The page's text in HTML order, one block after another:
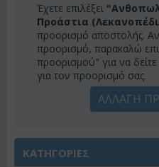
Έχετε επιλέξει
Προάστια
προορισμό αποστολής.
προορισμό, παρακαλώ
προορισμού" για να
για τον προορισμό σας.
ΑΛΛΑΓΗ
ΚΑΤΗΓΟΡΙΕΣ